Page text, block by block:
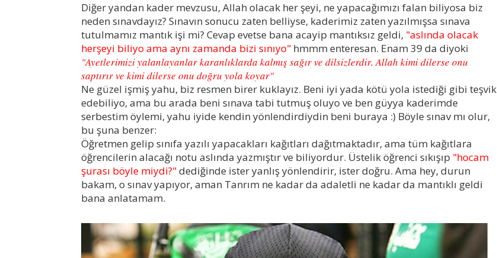
Diğer yandan kader mevzusu, Allah olacak her şeyi, ne yapacağımızı falan biliyosa biz
neden sınavdayız? Sınavın sonucu zaten belliyse, kaderimiz zaten yazılmışsa sınava
tutulmamız mantık işi mi? Cevap evetse bana acayip mantıksız geldi, "aslında olacak
herşeyi biliyo ama aynı zamanda bizi sınıyo" hmmm enteresan. Enam 39 da diyoki
"Ayetlerimizi yalanlayanlar karanlıklarda kalmış sağır ve dilsizlerdir. Allah kimi dilerse onu
saptırır ve kimi dilerse onu doğru yola koyar"
Ne güzel işmiş yahu, biz resmen birer kuklayız. Beni iyi yada kötü yola istediği gibi teşvik
edebiliyo, ama bu arada beni sınava tabi tutmuş oluyo ve ben güyya kaderimde
serbestim öylemi, yahu iyide kendin yönlendirdiydin beni buraya :) Böyle sınav mı olur,
bu şuna benzer:
Öğretmen gelip sınıfa yazılı yapacakları kağıtları dağıtmaktadır, ama tüm kağıtlara
öğrencilerin alacağı notu aslında yazmıştır ve biliyordur. Üstelik öğrenci sıkışıp "hocam
şurası böyle miydi?"dediğinde ister yanlış yönlendirir, ister doğru. Ama hey, durun
bakam, o sınav yapıyor, aman Tanrım ne kadar da adaletli ne kadar da mantıklı geldi
bana anlatamam.